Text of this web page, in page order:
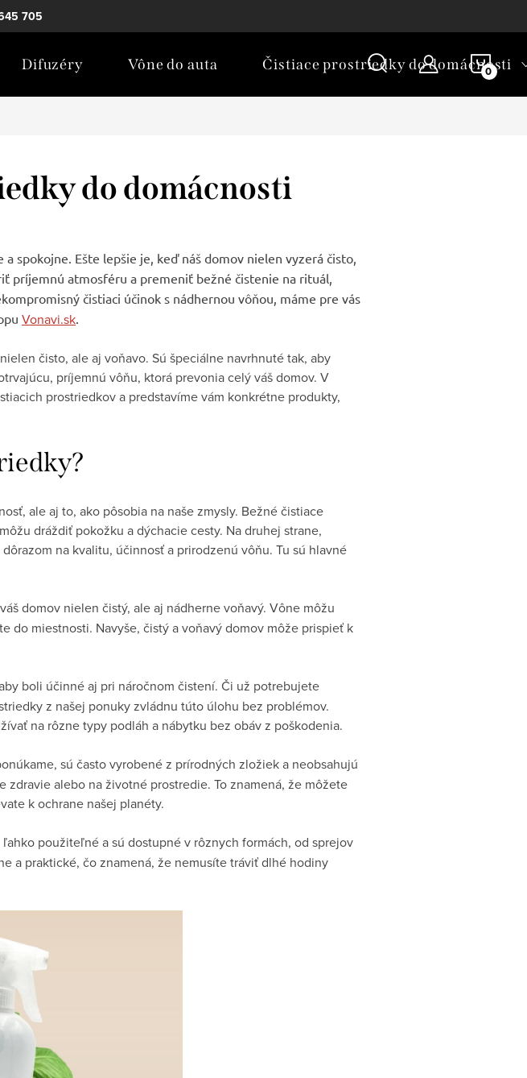
705
podmienky
Difuzéry Vône do auta Čistiace prostriedky do domácnosti
do domácnosti
spokojne. Ešte lepšie je, keď náš domov nielen vyzerá čisto,
príjemnú atmosféru a premeniť bežné čistenie na rituál,
čistiaci účinok s nádhernou vôňou, máme pre vás
Vonavi.sk.
čisto, ale aj voňavo. Sú špeciálne navrhnuté tak, aby
príjemnú vôňu, ktorá prevonia celý váš domov. V
prostriedkov a predstavíme vám konkrétne produkty,
ale aj to, ako pôsobia na naše zmysly. Bežné čistiace
dráždiť pokožku a dýchacie cesty. Na druhej strane,
na kvalitu, účinnosť a prirodzenú vôňu. Tu sú hlavné
domov nielen čistý, ale aj nádherne voňavý. Vône môžu
do miestnosti. Navyše, čistý a voňavý domov môže prispieť k
boli účinné aj pri náročnom čistení. Či už potrebujete
z našej ponuky zvládnu túto úlohu bez problémov.
na rôzne typy podláh a nábytku bez obáv z poškodenia.
sú často vyrobené z prírodných zložiek a neobsahujú
alebo na životné prostredie. To znamená, že môžete
k ochrane našej planéty.
použiteľné a sú dostupné v rôznych formách, od sprejov
a praktické, čo znamená, že nemusíte tráviť dlhé hodiny